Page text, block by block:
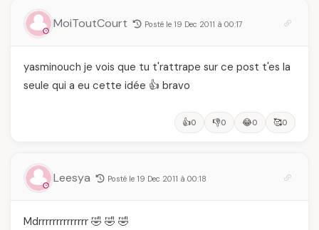
MoiToutCourt Posté le 19 Dec 2011 à 00:17
yasminouch je vois que tu t'rattrape sur ce post t'es la
seule qui a eu cette idée 👍 bravo
👍0 👎0 😂0 🥰0
Leesya Posté le 19 Dec 2011 à 00:18
Mdrrrrrrrrrrrrrr 🤣 🤣 🤣